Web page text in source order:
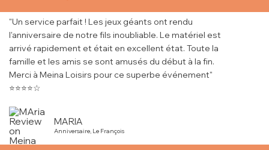
"Un service parfait ! Les jeux géants ont rendu
l'anniversaire de notre fils inoubliable. Le matériel est
arrivé rapidement et était en excellent état. Toute la
famille et les amis se sont amusés du début à la fin.
Merci à Meina Loisirs pour ce superbe événement"
⭐⭐⭐⭐☆
MARIA
Anniversaire, Le François